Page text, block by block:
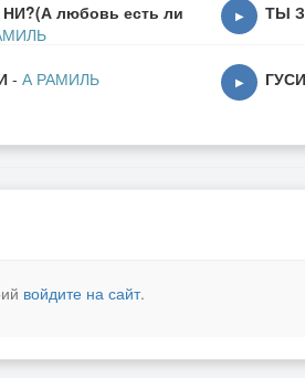
любовь есть ли
▶ ТЫ
- А РАМИЛЬ ▶
войдите на сайт.